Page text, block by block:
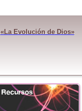
«La Evolución de Dios»